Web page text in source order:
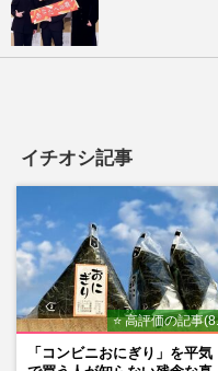
イチオシ記事
⭐ 高評価の記事
「コンビニおにぎり」を平気